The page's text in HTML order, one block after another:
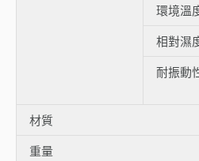
環境溫
相對濕
耐振動
材質
重量